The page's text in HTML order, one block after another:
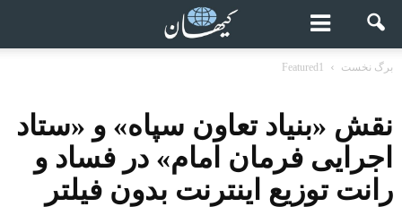
برگ نخست Featured1
نقش «بنیاد تعاون سپاه» و «ستاد
اجرایی فرمان امام» در فساد و
رانت توزیع اینترنت بدون فیلتر